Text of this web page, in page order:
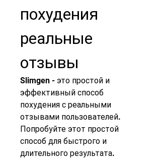
похудения
реальные
отзывы
Slimgen - это простой и
эффективный способ
похудения с реальными
отзывами пользователей.
Попробуйте этот простой
способ для быстрого и
длительного результата.